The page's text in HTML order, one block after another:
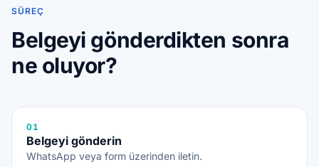
SÜREÇ
Belgeyi gönderdikten sonra
ne oluyor?
01
Belgeyi gönderin
WhatsApp veya form üzerinden iletin.